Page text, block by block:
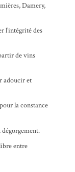
Damery,
l’intégrité des
de vins
adoucir et
la constance
entre